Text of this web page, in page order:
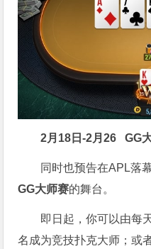
2月18日-2月26GG
同时也预告在APL落
GG大师赛的舞台。
即日起，你可以由每
名成为竞技扑克大师；或